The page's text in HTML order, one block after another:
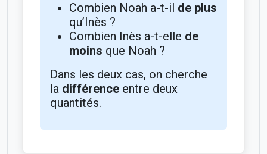
Combien Noah a-t-il de plus
qu’Inès ?
Combien Inès a-t-elle de
moins que Noah ?
Dans les deux cas, on cherche
la différenceentre deux
quantités.